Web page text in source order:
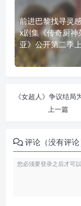
前进巴黎找寻灵
x剧集《传奇厨神
亚》公开第二季
上一篇
评论（没有评论